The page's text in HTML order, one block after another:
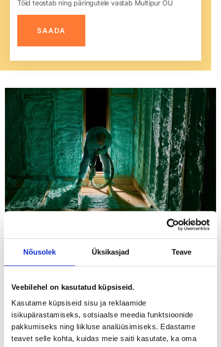
Nõusolek Üksikasjad Teave
Veebilehel on kasutatud küpsiseid.
Kasutame küpsiseid sisu ja reklaamide
isikupärastamiseks, sotsiaalse meedia funktsioonide
pakkumiseks ning liikluse analüüsimiseks. Edastame
teavet selle kohta, kuidas meie saiti kasutate, ka oma
Töid teostab ning päringutele vastab Multipur OÜ
Miks on põranda
soojustamine vajalik?
Põranda kaudu võib hoonest väljuda kuni 20% soojusest, mistõttu
on korralik soojustus hädavajalik. Kui põrand on halvasti
soojustatud, kiirgab sealt külma ja jalad tunduvad pidevalt
jahedad, isegi kui ülejäänud ruum on soe.
Soojustamata või halvasti soojustatud põrandad võivad põhjustada